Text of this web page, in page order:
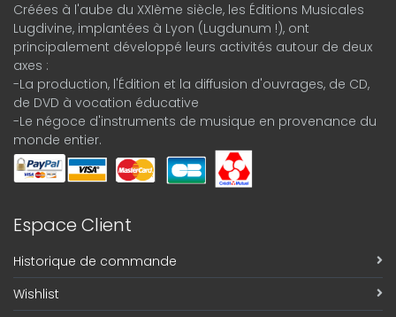
Créées à l'aube du XXIème siècle, les Éditions Musicales
Lugdivine, implantées à Lyon (Lugdunum !), ont
principalement développé leurs activités autour de deux
axes :
-La production, l'Édition et la diffusion d'ouvrages, de CD,
de DVD à vocation éducative
-Le négoce d'instruments de musique en provenance du
monde entier.
Espace Client
Historique de commande
Wishlist